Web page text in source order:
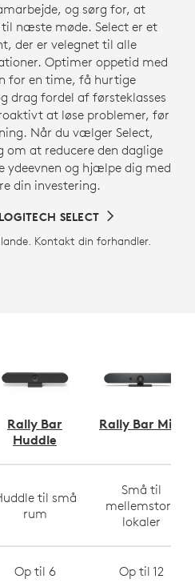
og sørg for, at
næste møde. Select er et
der er velegnet til alle
Optimer oppetid med
for en time, få hurtige
drag fordel af førsteklasses
at løse problemer, før
Når du vælger Select,
om at reducere den daglige
og hjælpe dig med
din investering.
SELECT
Kontakt din forhandler.
Rally Bar
Huddle
Rally Bar Mini
til små
rum
Små til
mellemstore
lokaler
Op til 6 Op til 12